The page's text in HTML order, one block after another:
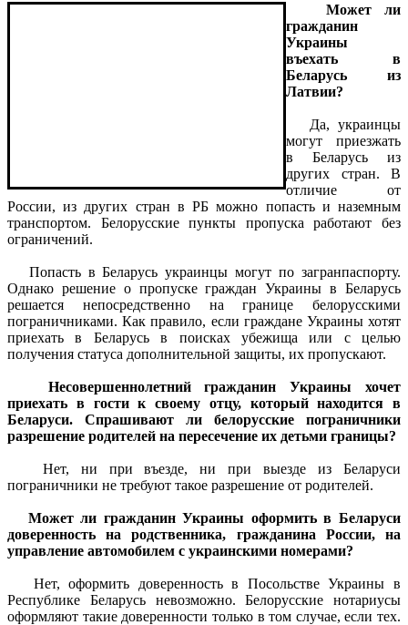
Может ли
гражданин
Украины
въехать в
Беларусь из
Латвии?
Да, украинцы
могут приезжать
в Беларусь из
других стран. В
отличие от
России, из других стран в РБ можно попасть и наземным
транспортом. Белорусские пункты пропуска работают без
ограничений.
Попасть в Беларусь украинцы могут по загранпаспорту.
Однако решение о пропуске граждан Украины в Беларусь
решается непосредственно на границе белорусскими
пограничниками. Как правило, если граждане Украины хотят
приехать в Беларусь в поисках убежища или с целью
получения статуса дополнительной защиты, их пропускают.
Несовершеннолетний гражданин Украины хочет
приехать в гости к своему отцу, который находится в
Беларуси. Спрашивают ли белорусские пограничники
разрешение родителей на пересечение их детьми границы?
Нет, ни при въезде, ни при выезде из Беларуси
пограничники не требуют такое разрешение от родителей.
Может ли гражданин Украины оформить в Беларуси
доверенность на родственника, гражданина России, на
управление автомобилем с украинскими номерами?
Нет, оформить доверенность в Посольстве Украины в
Республике Беларусь невозможно. Белорусские нотариусы
оформляют такие доверенности только в том случае, если тех.